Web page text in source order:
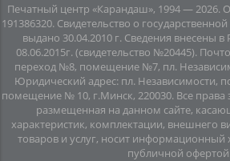
Печатный центр «Карандаш», 1994 — 2026.
191386320. Свидетельство о
выдано 30.04.2010 г. Сведения внесены в
08.06.2015г. (свидетельство №20445).
переход №8, помещение №7, пл.
Юридический адрес: пл. Независимости,
помещение № 10, г.Минск, 220030. Все
размещенная на данном сайте,
характеристик, комплектации, внешнего
товаров и услуг, носит информационный
публичной офертой.